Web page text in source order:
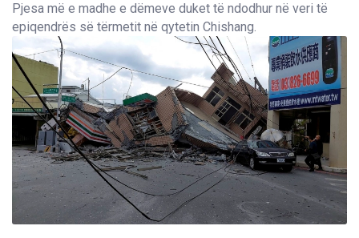
Pjesa më e madhe e dëmeve duket të ndodhur në veri të
epiqendrës së tërmetit në qytetin Chishang.